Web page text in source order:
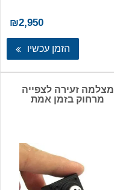
₪2,950
הזמן עכשיו
מצלמה זעירה לצפייה
מרחוק בזמן אמת